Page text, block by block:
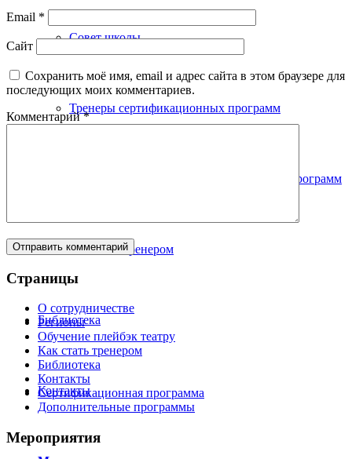
Совет школы
Тренеры сертификационных программ
Тренеры базового курса и тематических программ
Как стать тренером
Библиотека
Контакты
Email *
Сайт
Сохранить моё имя, email и адрес сайта в этом браузере для
последующих моих комментариев.
Комментарий*
Страницы
О сотрудничестве
Регионы
Обучение плейбэк театру
Как стать тренером
Библиотека
Контакты
Сертификационная программа
Дополнительные программы
Мероприятия